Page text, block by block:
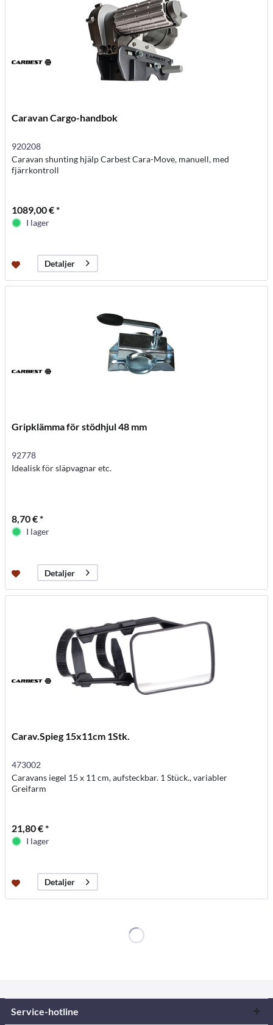
Caravan Cargo-handbok
920208
Caravan shunting hjälp Carbest Cara-Move, manuell, med
fjärrkontroll
1089,00 € *
I lager
Detaljer
Gripklämma för stödhjul 48 mm
92778
Idealisk för släpvagnar etc.
8,70 € *
I lager
Detaljer
Carav.Spieg 15x11cm 1Stk.
473002
Caravans iegel 15 x 11 cm, aufsteckbar. 1 Stück., variabler
Greifarm
21,80 € *
I lager
Detaljer
Service-hotline